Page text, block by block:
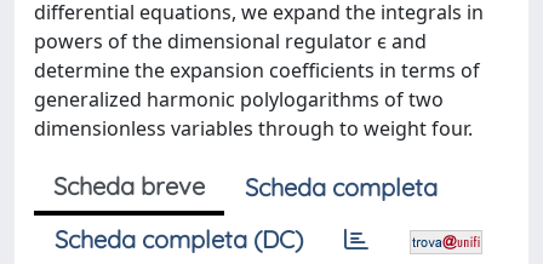
differential equations, we expand the integrals in
powers of the dimensional regulator ϵ and
determine the expansion coefficients in terms of
generalized harmonic polylogarithms of two
dimensionless variables through to weight four.
Scheda breve
Scheda completa
Scheda completa (DC)